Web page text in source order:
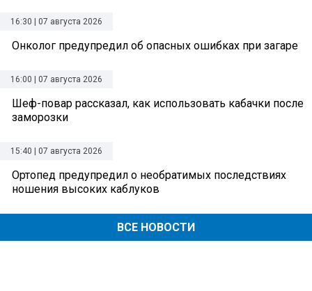
16:30 | 07 августа 2026
Онколог предупредил об опасных ошибках при загаре
16:00 | 07 августа 2026
Шеф-повар рассказал, как использовать кабачки после
заморозки
15:40 | 07 августа 2026
Ортопед предупредил о необратимых последствиях
ношения высоких каблуков
ВСЕ НОВОСТИ